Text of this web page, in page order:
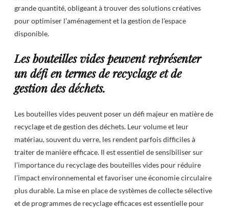
grande quantité, obligeant à trouver des solutions créatives
pour optimiser l’aménagement et la gestion de l’espace
disponible.
Les bouteilles vides peuvent représenter
un défi en termes de recyclage et de
gestion des déchets.
Les bouteilles vides peuvent poser un défi majeur en matière de
recyclage et de gestion des déchets. Leur volume et leur
matériau, souvent du verre, les rendent parfois difficiles à
traiter de manière efficace. Il est essentiel de sensibiliser sur
l’importance du recyclage des bouteilles vides pour réduire
l’impact environnemental et favoriser une économie circulaire
plus durable. La mise en place de systèmes de collecte sélective
et de programmes de recyclage efficaces est essentielle pour